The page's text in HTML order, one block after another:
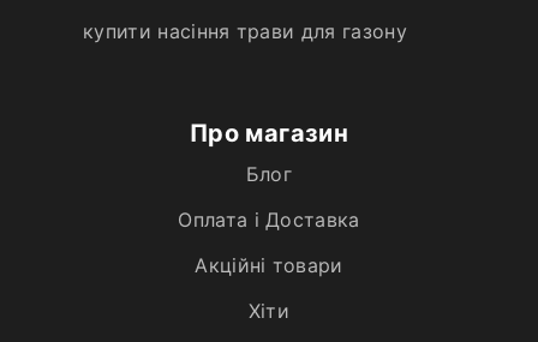
купити насіння трави для газону
Про магазин
Блог
Оплата і Доставка
Акційні товари
Хiти